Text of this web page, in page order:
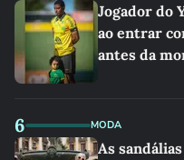
Jogador do
ao entrar
antes da
6 MODA
As